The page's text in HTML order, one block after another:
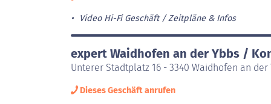
Video Hi-Fi Geschäft Zeitpläne & Infos
expert Waidhofen an der Ybbs /
Unterer Stadtplatz 16 - 3340 Waidhofen an
Dieses Geschäft anrufen